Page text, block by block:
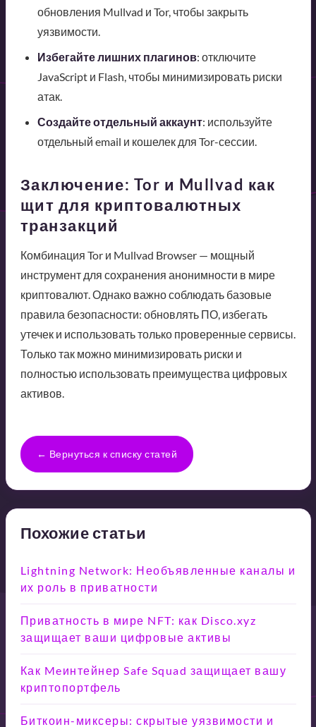
обновления Mullvad и Tor, чтобы закрыть
уязвимости.
Избегайте лишних плагинов: отключите
JavaScript и Flash, чтобы минимизировать риски
атак.
Создайте отдельный аккаунт: используйте
отдельный email и кошелек для Tor-сессии.
Заключение: Tor и Mullvad как
щит для криптовалютных
транзакций
Комбинация Tor и Mullvad Browser — мощный
инструмент для сохранения анонимности в мире
криптовалют. Однако важно соблюдать базовые
правила безопасности: обновлять ПО, избегать
утечек и использовать только проверенные сервисы.
Только так можно минимизировать риски и
полностью использовать преимущества цифровых
активов.
← Вернуться к списку статей
Похожие статьи
Lightning Network: Необъявленные каналы и
их роль в приватности
Приватность в мире NFT: как Disco.xyz
защищает ваши цифровые активы
Как Meинтейнер Safe Squad защищает вашу
криптопортфель
Биткоин-миксеры: скрытые уязвимости и